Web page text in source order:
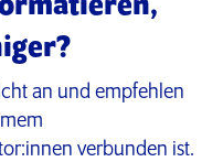
an und empfehlen
verbunden ist.